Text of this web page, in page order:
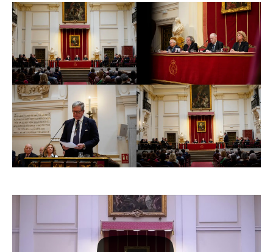
UN URBANISTA VISIONARIO, UN
ARQUITECTO CREADOR
Intervención del Académico numerario Alfredo Pérez
de Armiñán, vicedirector-tesorero de la Real Academia
de Bellas Artes de San Fernando, en la sesión
necrológica en memoria del Académico numerario
Excmo. Sr. D. Miguel de Oriol e Ybarra
Señoras y Señores Académicos:
Querida Inés de Sarriera:
Nuestro Reglamento, conforme a la secular tradición
académica, prevé que a la muerte de los miembros
Tu configuración de cookies no permite la
visualización de este contenido